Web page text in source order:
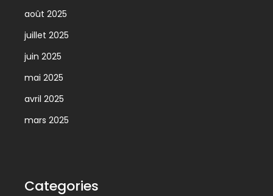
août 2025
juillet 2025
juin 2025
mai 2025
avril 2025
mars 2025
Categories